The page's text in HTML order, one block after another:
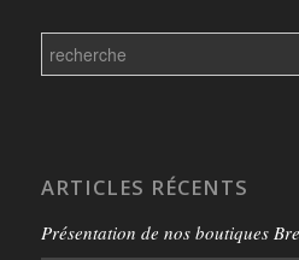
Search
for:
ARTICLES RÉCENTS
Présentation de nos boutiques